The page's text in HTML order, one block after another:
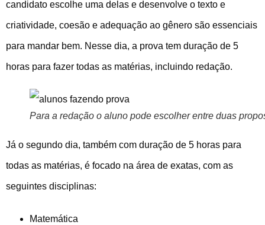
candidato escolhe uma delas e desenvolve o texto e
criatividade, coesão e adequação ao gênero são essenciais
para mandar bem. Nesse dia, a prova tem duração de 5
horas para fazer todas as matérias, incluindo redação.
Para a redação o aluno pode escolher entre duas
Já o segundo dia, também com duração de 5 horas para
todas as matérias, é focado na área de exatas, com as
seguintes disciplinas:
Matemática